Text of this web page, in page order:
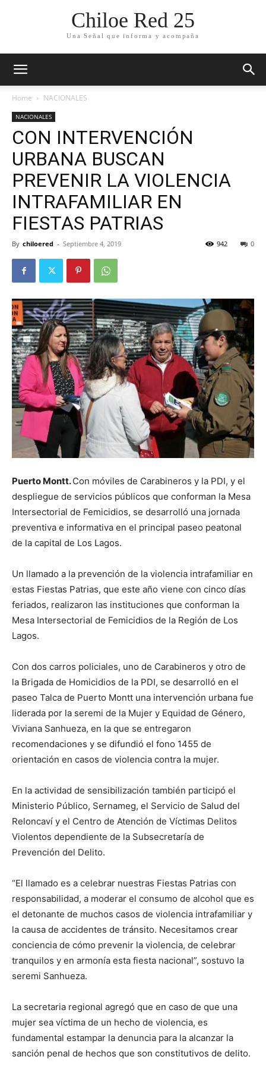
Chiloe Red 25
Una Señal que informa y acompaña
Home NACIONALES
NACIONALES
CON INTERVENCIÓN
URBANA BUSCAN
PREVENIR LA VIOLENCIA
INTRAFAMILIAR EN
FIESTAS PATRIAS
By chiloered - Septiembre 4, 2019 0
942
Puerto Montt.Con móviles de Carabineros y la PDI, y el
despliegue de servicios públicos que conforman la Mesa
Intersectorial de Femicidios, se desarrolló una jornada
preventiva e informativa en el principal paseo peatonal
de la capital de Los Lagos.
Un llamado a la prevención de la violencia intrafamiliar en
estas Fiestas Patrias, que este año viene con cinco días
feriados, realizaron las instituciones que conforman la
Mesa Intersectorial de Femicidios de la Región de Los
Lagos.
Con dos carros policiales, uno de Carabineros y otro de
la Brigada de Homicidios de la PDI, se desarrolló en el
paseo Talca de Puerto Montt una intervención urbana fue
liderada por la seremi de la Mujer y Equidad de Género,
Viviana Sanhueza, en la que se entregaron
recomendaciones y se difundió el fono 1455 de
orientación en casos de violencia contra la mujer.
En la actividad de sensibilización también participó el
Ministerio Público, Sernameg, el Servicio de Salud del
Reloncaví y el Centro de Atención de Víctimas Delitos
Violentos dependiente de la Subsecretaría de
Prevención del Delito.
“El llamado es a celebrar nuestras Fiestas Patrias con
responsabilidad, a moderar el consumo de alcohol que es
el detonante de muchos casos de violencia intrafamiliar y
la causa de accidentes de tránsito. Necesitamos crear
conciencia de cómo prevenir la violencia, de celebrar
tranquilos y en armonía esta fiesta nacional”, sostuvo la
seremi Sanhueza.
La secretaria regional agregó que en caso de que una
mujer sea víctima de un hecho de violencia, es
fundamental estampar la denuncia para la alcanzar la
sanción penal de hechos que son constitutivos de delito.